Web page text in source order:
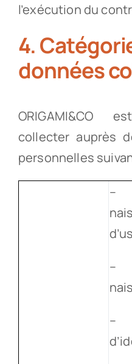
l’exécution du
4.
données
ORIGAMI&CO
collecter auprès
personnelles
–
–
–